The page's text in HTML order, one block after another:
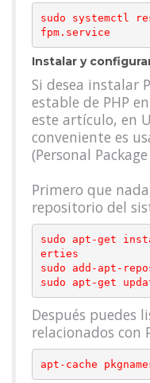
sudo systemctl
Instalar y configurar
Si desea instalar
estable de PHP
este artículo, en
conveniente es
(Personal
Primero que
repositorio del
sudo apt-get
erties
sudo add-apt-
Después puedes
relacionados con